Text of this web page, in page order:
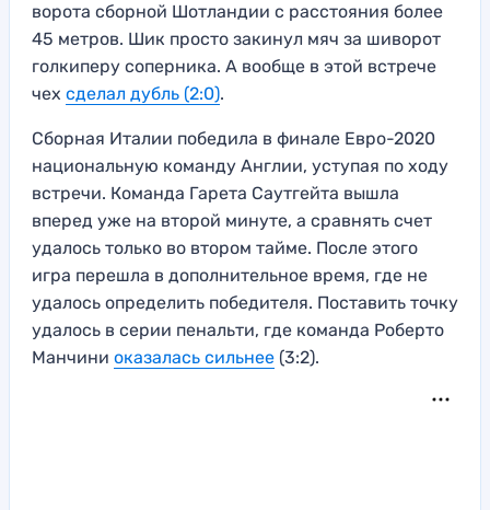
ворота сборной Шотландии с расстояния более
45 метров. Шик просто закинул мяч за шиворот
голкиперу соперника. А вообще в этой встрече
чех сделал дубль (2:0).
Сборная Италии победила в финале Евро-2020
национальную команду Англии, уступая по ходу
встречи. Команда Гарета Саутгейта вышла
вперед уже на второй минуте, а сравнять счет
удалось только во втором тайме. После этого
игра перешла в дополнительное время, где не
удалось определить победителя. Поставить точку
удалось в серии пенальти, где команда Роберто
Манчини оказалась сильнее (3:2).